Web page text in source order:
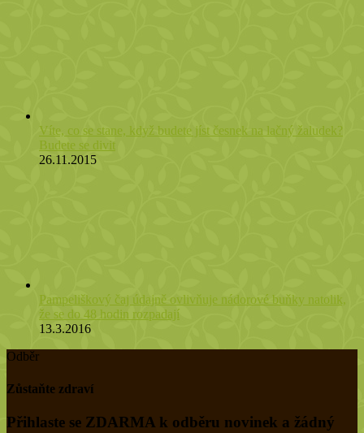
Víte, co se stane, když budete jíst česnek na lačný žaludek?
Budete se divit
26.11.2015
Pampeliškový čaj údajně ovlivňuje nádorové buňky natolik,
že se do 48 hodin rozpadají
13.3.2016
Odběr
Zůstaňte zdraví
Přihlaste se ZDARMA k odběru novinek a žádný